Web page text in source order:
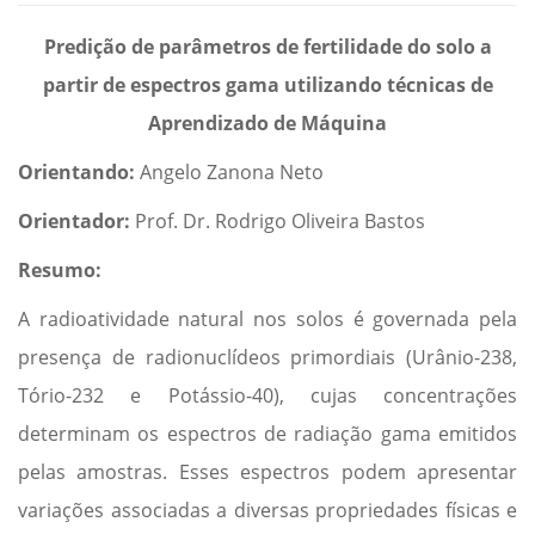
Predição de parâmetros de fertilidade do solo a
partir de espectros gama utilizando técnicas de
Aprendizado de Máquina
Orientando: Angelo Zanona Neto
Orientador: Prof. Dr. Rodrigo Oliveira Bastos
Resumo:
A radioatividade natural nos solos é governada pela
presença de radionuclídeos primordiais (Urânio-238,
Tório-232 e Potássio-40), cujas concentrações
determinam os espectros de radiação gama emitidos
pelas amostras. Esses espectros podem apresentar
variações associadas a diversas propriedades físicas e